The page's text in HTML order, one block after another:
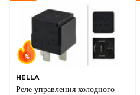
FORD
FORD USA
HELLA
Реле управления холодного